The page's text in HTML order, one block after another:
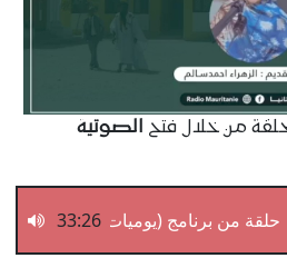
من خلال فتح الصوتية
حلقة من برنامج (يوميات مدرس)
33:26